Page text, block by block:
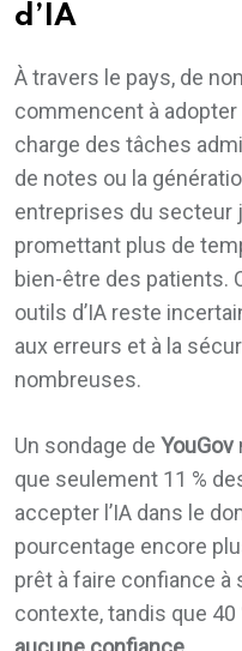
d’IA
À travers le pays, de
commencent à adopter
charge des tâches
de notes ou la
entreprises du secteur
promettant plus de
bien-être des patients.
outils d’IA reste
aux erreurs et à la
nombreuses.
Un sondage de YouGov
que seulement 11 %
accepter l’IA dans le
pourcentage encore
prêt à faire confiance à
contexte, tandis que